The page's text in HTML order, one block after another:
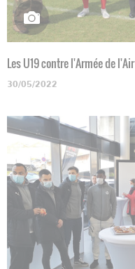
Les U19 contre l'Armée de l'Air
30/05/2022